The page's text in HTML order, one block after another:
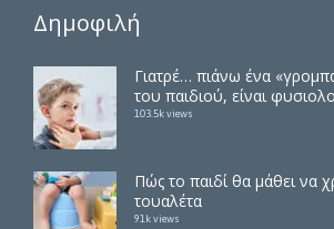
Δημοφιλή
Γιατρέ… πιάνω ένα
του παιδιού, είναι
103.5k views
Πώς το παιδί θα μάθει να
τουαλέτα
91k views